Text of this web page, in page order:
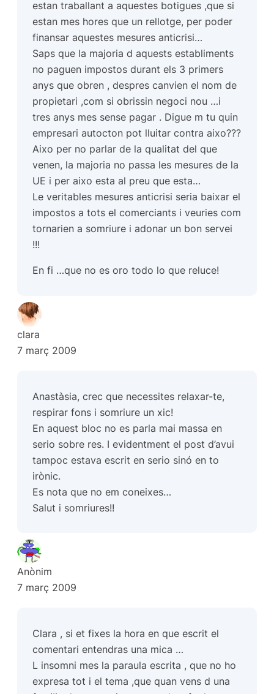
estan traballant a aquestes botigues ,que si
estan mes hores que un rellotge, per poder
finansar aquestes mesures anticrisi…
Saps que la majoria d aquests establiments
no paguen impostos durant els 3 primers
anys que obren , despres canvien el nom de
propietari ,com si obrissin negoci nou …i
tres anys mes sense pagar . Digue m tu quin
empresari autocton pot lluitar contra aixo???
Aixo per no parlar de la qualitat del que
venen, la majoria no passa les mesures de la
UE i per aixo esta al preu que esta…
Le veritables mesures anticrisi seria baixar el
impostos a tots el comerciants i veuries com
tornarien a somriure i adonar un bon servei
!!!
En fi …que no es oro todo lo que reluce!
clara
7 març 2009
Anastàsia, crec que necessites relaxar-te,
respirar fons i somriure un xic!
En aquest bloc no es parla mai massa en
serio sobre res. I evidentment el post d’avui
tampoc estava escrit en serio sinó en to
irònic.
Es nota que no em coneixes…
Salut i somriures!!
Anònim
7 març 2009
Clara , si et fixes la hora en que escrit el
comentari entendras una mica …
L insomni mes la paraula escrita , que no ho
expresa tot i el tema ,que quan vens d una